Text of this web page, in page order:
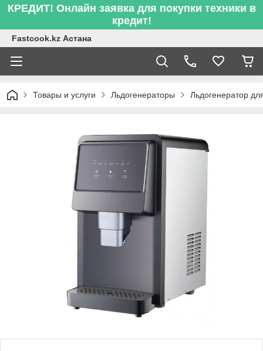
КРЕДИТ! Онлайн заявка для покупки техники в
кредит!
Fastcook.kz Астана
Товары и услуги Льдогенераторы Льдогенератор